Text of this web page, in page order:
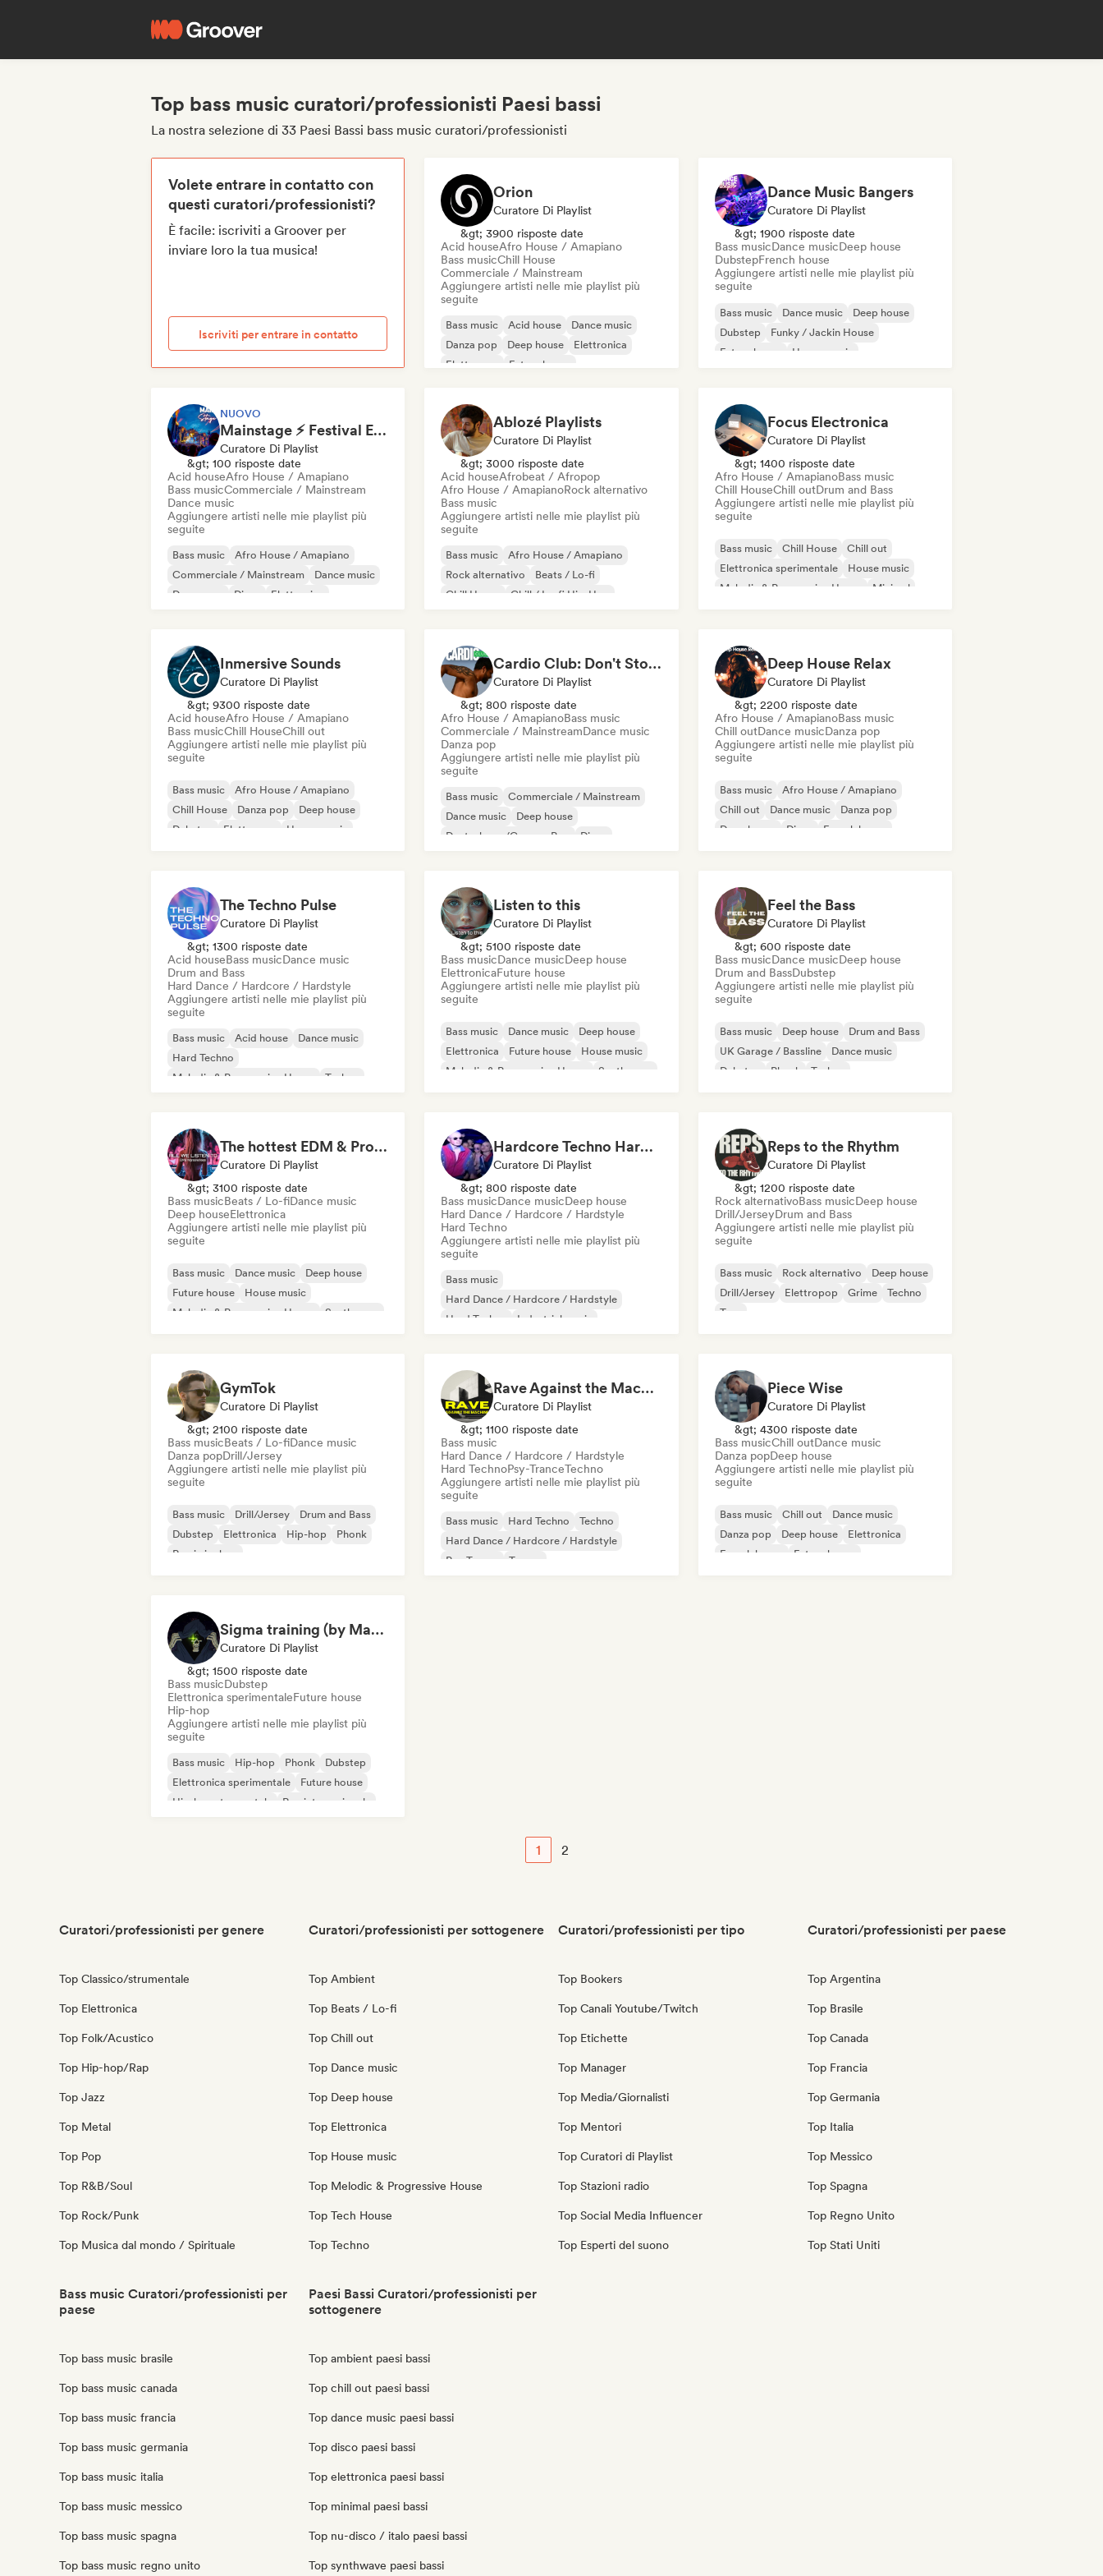
Top bass music curatori/professionisti Paesi bassi
La nostra selezione di 33 Paesi Bassi bass music curatori/professionisti
Volete entrare in contatto con
questi curatori/professionisti?
È facile: iscriviti a Groover per
inviare loro la tua musica!
Iscriviti per entrare in contatto
Orion
Curatore Di Playlist
&gt; 3900 risposte date
Acid houseAfro House / Amapiano
Bass musicChill House
Commerciale / Mainstream
Aggiungere artisti nelle mie playlist più
seguite
Bass music Acid house
Dance music
Danza pop
Deep house
Elettronica
Elettropop
Future house
Dance Music Bangers
Curatore Di Playlist
&gt; 1900 risposte date
Bass musicDance musicDeep house
DubstepFrench house
Aggiungere artisti nelle mie playlist più
seguite
Bass music Dance music
Deep house
Dubstep
Funky / Jackin House
Future house
House music
NUOVO
Mainstage ⚡ Festival EDM, Big Room & House Anthems
Curatore Di Playlist
&gt; 100 risposte date
Acid houseAfro House / Amapiano
Bass musicCommerciale / Mainstream
Dance music
Aggiungere artisti nelle mie playlist più
seguite
Bass music
Afro House / Amapiano
Commerciale / Mainstream
Dance music
Danza pop
Disco
Elettronica
Ablozé Playlists
Curatore Di Playlist
&gt; 3000 risposte date
Acid houseAfrobeat / Afropop
Afro House / AmapianoRock alternativo
Bass music
Aggiungere artisti nelle mie playlist più
seguite
Bass music
Afro House / Amapiano
Rock alternativo
Beats / Lo-fi
Chill House
Chill / Lo-fi Hip-Hop
Focus Electronica
Curatore Di Playlist
&gt; 1400 risposte date
Afro House / AmapianoBass music
Chill HouseChill outDrum and Bass
Aggiungere artisti nelle mie playlist più
seguite
Bass music Chill House
Chill out
Elettronica sperimentale
House music
Melodic & Progressive House
Minimal
Inmersive Sounds
Curatore Di Playlist
&gt; 9300 risposte date
Acid houseAfro House / Amapiano
Bass musicChill HouseChill out
Aggiungere artisti nelle mie playlist più
seguite
Bass music
Afro House / Amapiano
Chill House
Danza pop
Deep house
Dubstep
Elettropop House music
Cardio Club: Don't Stop! 💦
Curatore Di Playlist
&gt; 800 risposte date
Afro House / AmapianoBass music
Commerciale / MainstreamDance music
Danza pop
Aggiungere artisti nelle mie playlist più
seguite
Bass music
Commerciale / Mainstream
Dance music
Deep house
Deutschpop/German Pop
Disco
Deep House Relax
Curatore Di Playlist
&gt; 2200 risposte date
Afro House / AmapianoBass music
Chill outDance musicDanza pop
Aggiungere artisti nelle mie playlist più
seguite
Bass music
Afro House / Amapiano
Chill out
Dance music
Danza pop
Deep house
Disco French house
The Techno Pulse
Curatore Di Playlist
&gt; 1300 risposte date
Acid houseBass musicDance music
Drum and Bass
Hard Dance / Hardcore / Hardstyle
Aggiungere artisti nelle mie playlist più
seguite
Bass music Acid house
Dance music
Hard Techno
Melodic & Progressive House
Techno
Listen to this
Curatore Di Playlist
&gt; 5100 risposte date
Bass musicDance musicDeep house
ElettronicaFuture house
Aggiungere artisti nelle mie playlist più
seguite
Bass music Dance music
Deep house
Elettronica
Future house
House music
Melodic & Progressive House
Synthwave
Feel the Bass
Curatore Di Playlist
&gt; 600 risposte date
Bass musicDance musicDeep house
Drum and BassDubstep
Aggiungere artisti nelle mie playlist più
seguite
Bass music Deep house
Drum and Bass
UK Garage / Bassline
Dance music
Dubstep
Phonk Techno
The hottest EDM & Progressive House tracks on the planet! 🌍
Curatore Di Playlist
&gt; 3100 risposte date
Bass musicBeats / Lo-fiDance music
Deep houseElettronica
Aggiungere artisti nelle mie playlist più
seguite
Bass music Dance music
Deep house
Future house
House music
Melodic & Progressive House
Synthwave
Hardcore Techno Hardstyle
Curatore Di Playlist
&gt; 800 risposte date
Bass musicDance musicDeep house
Hard Dance / Hardcore / Hardstyle
Hard Techno
Aggiungere artisti nelle mie playlist più
seguite
Bass music
Hard Dance / Hardcore / Hardstyle
Hard Techno
Industrial music
Reps to the Rhythm
Curatore Di Playlist
&gt; 1200 risposte date
Rock alternativoBass musicDeep house
Drill/JerseyDrum and Bass
Aggiungere artisti nelle mie playlist più
seguite
Bass music Rock alternativo
Deep house
Drill/Jersey
Elettropop Grime
Techno
Trap
GymTok
Curatore Di Playlist
&gt; 2100 risposte date
Bass musicBeats / Lo-fiDance music
Danza popDrill/Jersey
Aggiungere artisti nelle mie playlist più
seguite
Bass music Drill/Jersey
Drum and Bass
Dubstep
Elettronica Hip-hop
Phonk
Rap in inglese
Rave Against the Machine 🖤 Hard, Acid & Dark Techno
Curatore Di Playlist
&gt; 1100 risposte date
Bass music
Hard Dance / Hardcore / Hardstyle
Hard TechnoPsy-TranceTechno
Aggiungere artisti nelle mie playlist più
seguite
Bass music Hard Techno
Techno
Hard Dance / Hardcore / Hardstyle
Psy-Trance
Trance
Piece Wise
Curatore Di Playlist
&gt; 4300 risposte date
Bass musicChill outDance music
Danza popDeep house
Aggiungere artisti nelle mie playlist più
seguite
Bass music Chill out
Dance music
Danza pop
Deep house
Elettronica
French house
Future house
Sigma training (by Mastery Gallery)
Curatore Di Playlist
&gt; 1500 risposte date
Bass musicDubstep
Elettronica sperimentaleFuture house
Hip-hop
Aggiungere artisti nelle mie playlist più
seguite
Bass music Hip-hop Phonk
Dubstep
Elettronica sperimentale
Future house
Hip-hop strumentale
Rap internazionale
1 2
Curatori/professionisti per genere
Top Classico/strumentale
Top Elettronica
Top Folk/Acustico
Top Hip-hop/Rap
Top Jazz
Top Metal
Top Pop
Top R&B/Soul
Top Rock/Punk
Top Musica dal mondo / Spirituale
Curatori/professionisti per sottogenere
Top Ambient
Top Beats / Lo-fi
Top Chill out
Top Dance music
Top Deep house
Top Elettronica
Top House music
Top Melodic & Progressive House
Top Tech House
Top Techno
Curatori/professionisti per tipo
Top Bookers
Top Canali Youtube/Twitch
Top Etichette
Top Manager
Top Media/Giornalisti
Top Mentori
Top Curatori di Playlist
Top Stazioni radio
Top Social Media Influencer
Top Esperti del suono
Curatori/professionisti per paese
Top Argentina
Top Brasile
Top Canada
Top Francia
Top Germania
Top Italia
Top Messico
Top Spagna
Top Regno Unito
Top Stati Uniti
Bass music Curatori/professionisti per
paese
Top bass music brasile
Top bass music canada
Top bass music francia
Top bass music germania
Top bass music italia
Top bass music messico
Top bass music spagna
Top bass music regno unito
Paesi Bassi Curatori/professionisti per
sottogenere
Top ambient paesi bassi
Top chill out paesi bassi
Top dance music paesi bassi
Top disco paesi bassi
Top elettronica paesi bassi
Top minimal paesi bassi
Top nu-disco / italo paesi bassi
Top synthwave paesi bassi